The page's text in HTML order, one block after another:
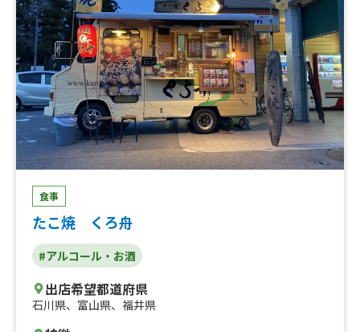
食事
たこ焼 くろ舟
#アルコール・お酒
出店希望都道府県
石川県、 富山県、 福井県